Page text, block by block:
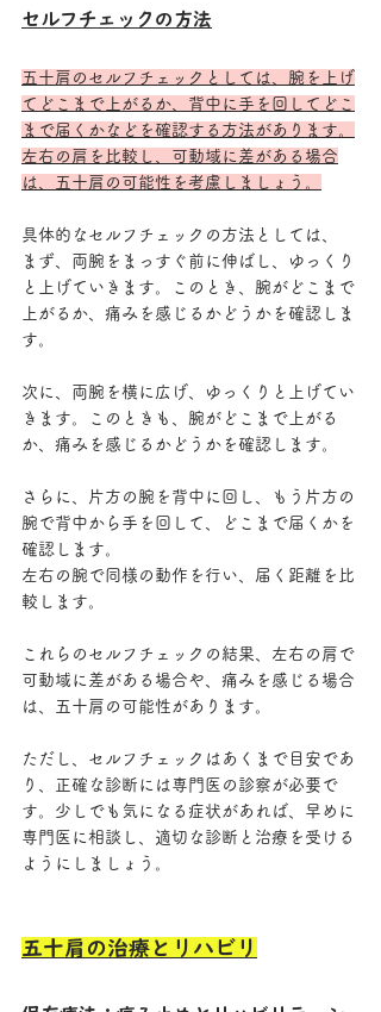
セルフチェックの方法
五十肩のセルフチェックとしては、腕を上げ
てどこまで上がるか、背中に手を回してどこ
まで届くかなどを確認する方法があります。
左右の肩を比較し、可動域に差がある場合
は、五十肩の可能性を考慮しましょう。
具体的なセルフチェックの方法としては、
まず、両腕をまっすぐ前に伸ばし、ゆっくり
と上げていきます。このとき、腕がどこまで
上がるか、痛みを感じるかどうかを確認しま
す。
次に、両腕を横に広げ、ゆっくりと上げてい
きます。このときも、腕がどこまで上がる
か、痛みを感じるかどうかを確認します。
さらに、片方の腕を背中に回し、もう片方の
腕で背中から手を回して、どこまで届くかを
確認します。
左右の腕で同様の動作を行い、届く距離を比
較します。
これらのセルフチェックの結果、左右の肩で
可動域に差がある場合や、痛みを感じる場合
は、五十肩の可能性があります。
ただし、セルフチェックはあくまで目安であ
り、正確な診断には専門医の診察が必要で
す。少しでも気になる症状があれば、早めに
専門医に相談し、適切な診断と治療を受ける
ようにしましょう。
五十肩の治療とリハビリ